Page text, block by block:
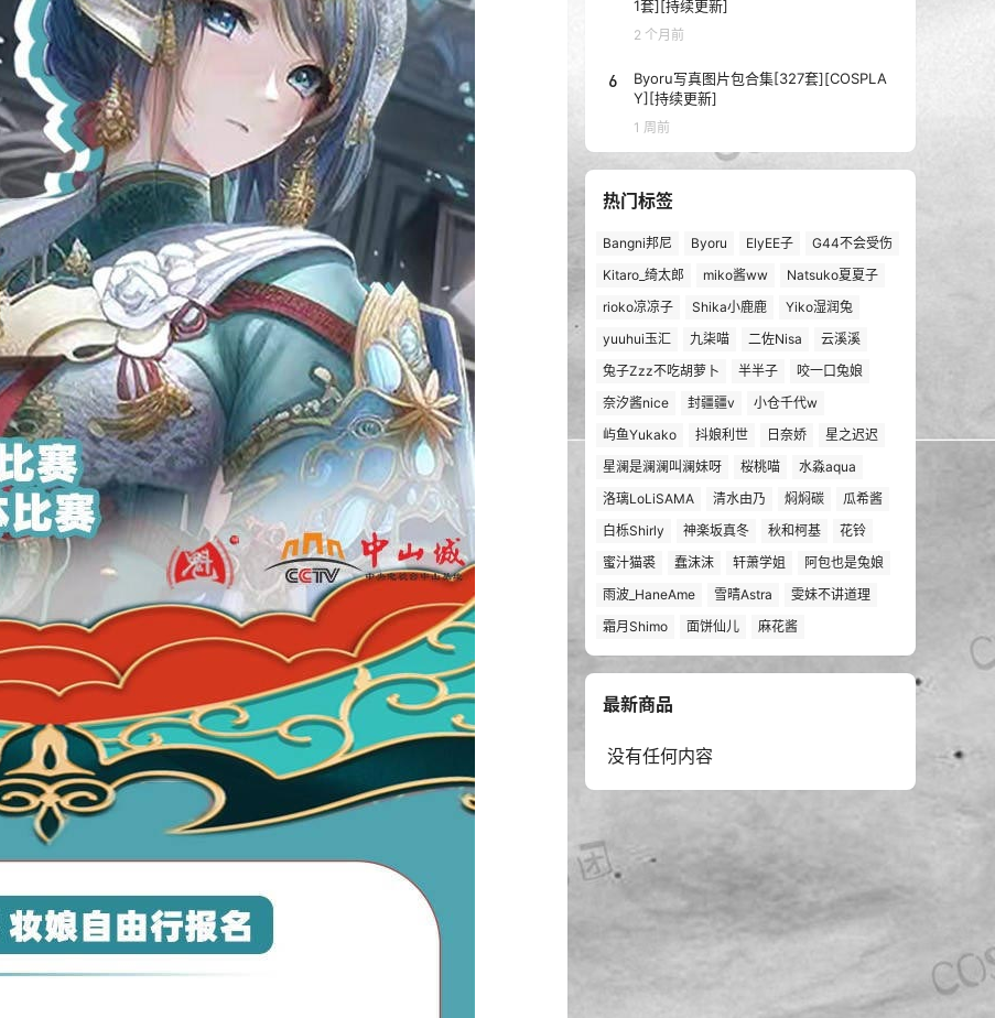
1套][持续更新]
2 个月前
6
Byoru写真图片包合集[327套][COSPLA
Y][持续更新]
1 周前
热门标签
Bangni邦尼 Byoru ElyEE子
G44不会受伤
Kitaro_绮太郎
miko酱ww
Natsuko夏夏子
rioko凉凉子
Shika小鹿鹿
Yiko湿润兔
yuuhui玉汇
九柒喵 二佐Nisa
云溪溪
兔子Zzz不吃胡萝卜
半半子
咬一口兔娘
奈汐酱nice
封疆疆v
小仓千代w
屿鱼Yukako
抖娘利世 日奈娇
星之迟迟
星澜是澜澜叫澜妹呀
桜桃喵
水淼aqua
洛璃LoLiSAMA
清水由乃 焖焖碳
瓜希酱
白栎Shirly
神楽坂真冬 秋和柯基
花铃
蜜汁猫裘
蠢沫沫 轩萧学姐
阿包也是兔娘
雨波_HaneAme
雪晴Astra
雯妹不讲道理
霜月Shimo
面饼仙儿 麻花酱
最新商品
没有任何内容